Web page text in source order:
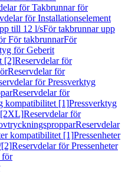
för Takbrunnar för
för Installationselement
till 12 l/sFör takbrunnar upp
För takbrunnarFör
för Geberit
[2]Reservdelar för
Reservdelar för
för Pressverktyg
Reservdelar för
kompatibilitet [1]Pressverktyg
[2XL]Reservdelar för
Reservdelar
kompatibilitet [1]Pressenheter
[2]Reservdelar för Pressenheter
för